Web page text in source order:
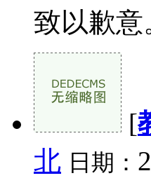
致以歉意
[
北 日期：